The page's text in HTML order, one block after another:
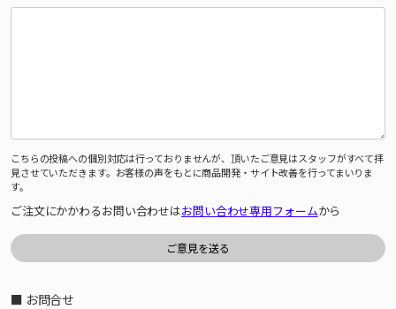
こちらの投稿への個別対応は行っておりませんが、頂いたご意見はスタッフがすべて拝
見させていただきます。お客様の声をもとに商品開発・サイト改善を行ってまいりま
す。
ご注文にかかわるお問い合わせはお問い合わせ専用フォームから
■ お問合せ